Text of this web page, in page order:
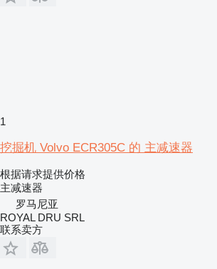
1
挖掘机 Volvo ECR305C 的 主减速器
根据请求提供价格
主减速器
罗马尼亚
ROYAL DRU SRL
联系卖方